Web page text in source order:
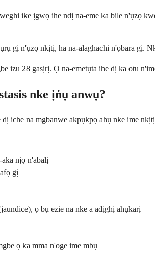
ike ịgwọ ihe ndị na-eme ka bile n'ụzọ
gị n'ụzọ nkịtị, ha na-alaghachi n'ọbara gị.
izu 28 gasịrị. Ọ na-emetụta ihe dị ka otu
nke ịṅụ anwụ?
iche na mgbanwe akpụkpọ ahụ nke ime
njọ n'abalị
gị
ọ bụ ezie na nke a adịghị ahụkarị
ọ ka mma n'oge ime mbụ